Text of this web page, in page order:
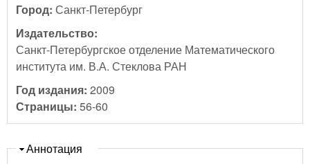
Город: Санкт-Петербург
Издательство:
Санкт-Петербургское отделение Математического
института им. В.А. Стеклова РАН
Год издания: 2009
Страницы: 56-60
Скрыть
Аннотация